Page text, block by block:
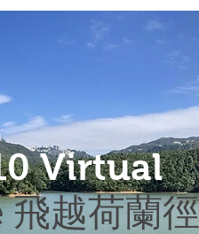
Virtual
越荷蘭徑